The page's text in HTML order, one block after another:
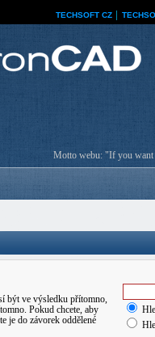
TECHSOFT CZ
Motto webu: "If you want
být ve výsledku přítomno,
Pokud chcete, aby
je do závorek oddělené